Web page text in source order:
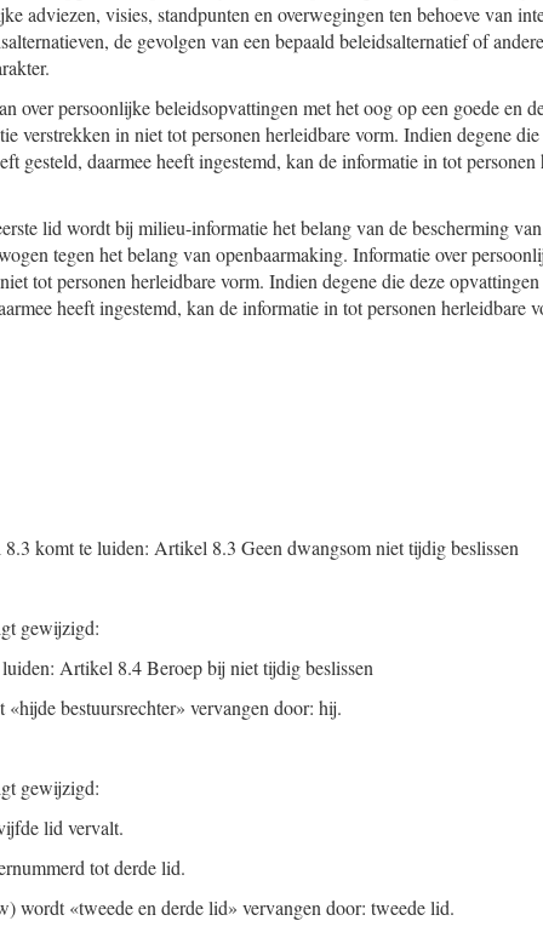
adviezen, visies, standpunten en overwegingen ten behoeve van
de gevolgen van een bepaald beleidsalternatief of
over persoonlijke beleidsopvattingen met het oog op een goede en
verstrekken in niet tot personen herleidbare vorm. Indien degene
gesteld, daarmee heeft ingestemd, kan de informatie in tot
lid wordt bij milieu-informatie het belang van de bescherming
tegen het belang van openbaarmaking. Informatie over
tot personen herleidbare vorm. Indien degene die deze
heeft ingestemd, kan de informatie in tot personen herleidbare
komt te luiden: Artikel 8.3 Geen dwangsom niet tijdig beslissen
gewijzigd:
Artikel 8.4 Beroep bij niet tijdig beslissen
bestuursrechter» vervangen door: hij.
gewijzigd:
lid vervalt.
tot derde lid.
wordt «tweede en derde lid» vervangen door: tweede lid.